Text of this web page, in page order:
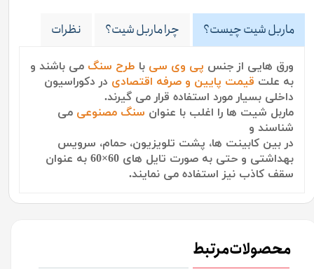
ماربل شیت چیست؟ چرا ماربل شیت؟ نظرات
ورق هایی از جنس پی وی سی با طرح سنگ می باشند و
به علت قیمت پایین و صرفه اقتصادی در دکوراسیون
داخلی بسیار مورد استفاده قرار می گیرند.
ماربل شیت ها را اغلب با عنوان سنگ مصنوعی می
شناسند و
در بین کابینت ها، پشت تلویزیون، حمام، سرویس
بهداشتی و حتی به صورت تایل های 60×60 به عنوان
سقف کاذب نیز استفاده می نمایند.
محصولات مرتبط